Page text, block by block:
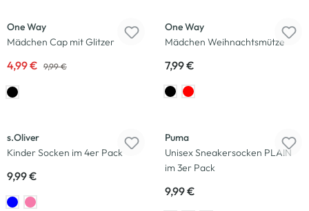
One Way
Mädchen Cap mit Glitzer
4,99 € 9,99 €
One Way
Mädchen Weihnachtsmütze
7,99 €
s.Oliver
Kinder Socken im 4er Pack
9,99 €
Puma
Unisex Sneakersocken PLAIN
im 3er Pack
9,99 €